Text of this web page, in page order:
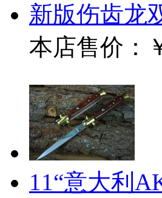
新版伤齿龙
本店售价：
11“意大利